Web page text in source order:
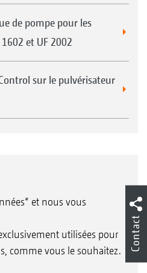
fonction
le levier et
Standard
et sans problème
de 150 l/min
propre durant
supplémentaire
bac incorporateur
de pompe pour les
et UF 2002
sur le pulvérisateur
et nous vous
utilisées pour
comme vous le souhaitez.
Contact